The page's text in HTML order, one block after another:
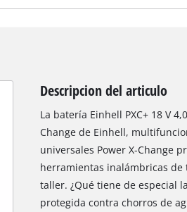
Descripcion del articulo
La batería Einhell PXC+ 18 V
Change de Einhell,
universales Power X-Change
herramientas inalámbricas
taller. ¿Qué tiene de especial
protegida contra chorros de